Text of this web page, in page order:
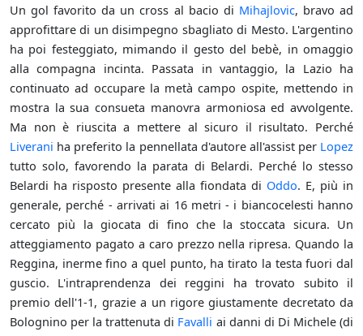
Un gol favorito da un cross al bacio di Mihajlovic, bravo ad
approfittare di un disimpegno sbagliato di Mesto. L'argentino
ha poi festeggiato, mimando il gesto del bebè, in omaggio
alla compagna incinta. Passata in vantaggio, la Lazio ha
continuato ad occupare la metà campo ospite, mettendo in
mostra la sua consueta manovra armoniosa ed avvolgente.
Ma non è riuscita a mettere al sicuro il risultato. Perché
Liverani ha preferito la pennellata d'autore all'assist per Lopez
tutto solo, favorendo la parata di Belardi. Perché lo stesso
Belardi ha risposto presente alla fiondata di Oddo. E, più in
generale, perché - arrivati ai 16 metri - i biancocelesti hanno
cercato più la giocata di fino che la stoccata sicura. Un
atteggiamento pagato a caro prezzo nella ripresa. Quando la
Reggina, inerme fino a quel punto, ha tirato la testa fuori dal
guscio. L'intraprendenza dei reggini ha trovato subito il
premio dell'1-1, grazie a un rigore giustamente decretato da
Bolognino per la trattenuta di Favalli ai danni di Di Michele (di